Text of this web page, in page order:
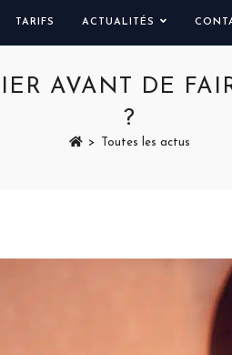
TARIFS ACTUALITÉS
AVANT DE
?
> Toutes les actus